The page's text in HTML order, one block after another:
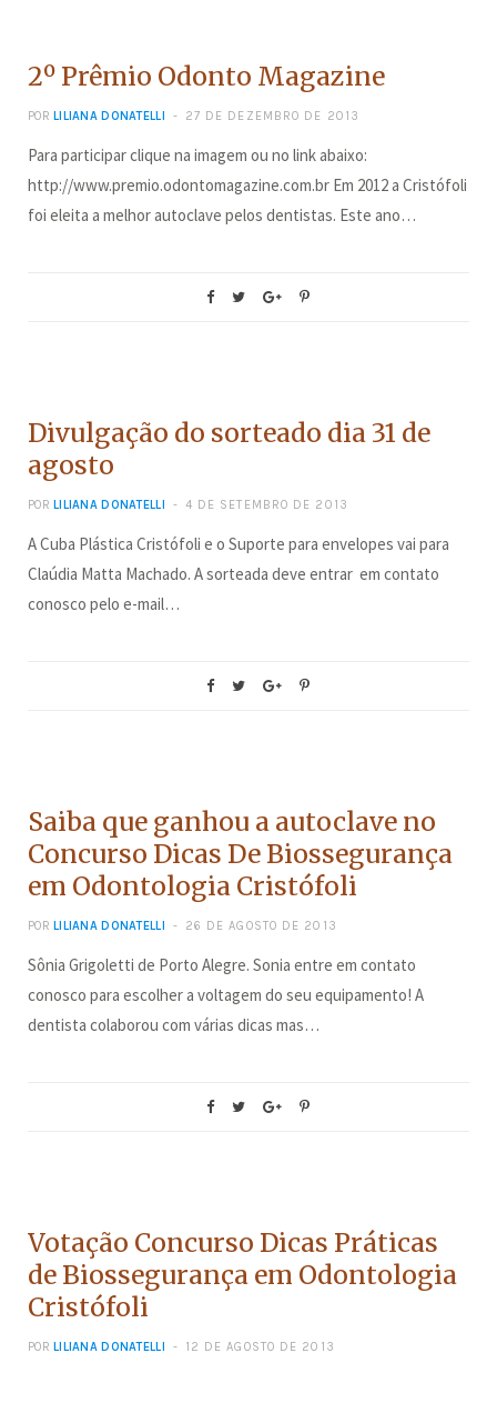
2º Prêmio Odonto Magazine
POR LILIANA DONATELLI 27 DE DEZEMBRO DE 2013
Para participar clique na imagem ou no link abaixo:
http://www.premio.odontomagazine.com.br Em 2012 a Cristófoli
foi eleita a melhor autoclave pelos dentistas. Este ano…
Divulgação do sorteado dia 31 de
agosto
POR LILIANA DONATELLI 4 DE SETEMBRO DE 2013
A Cuba Plástica Cristófoli e o Suporte para envelopes vai para
Claúdia Matta Machado. A sorteada deve entrar em contato
conosco pelo e-mail…
Saiba que ganhou a autoclave no
Concurso Dicas De Biossegurança
em Odontologia Cristófoli
POR LILIANA DONATELLI 26 DE AGOSTO DE 2013
Sônia Grigoletti de Porto Alegre. Sonia entre em contato
conosco para escolher a voltagem do seu equipamento! A
dentista colaborou com várias dicas mas…
Votação Concurso Dicas Práticas
de Biossegurança em Odontologia
Cristófoli
POR LILIANA DONATELLI 12 DE AGOSTO DE 2013